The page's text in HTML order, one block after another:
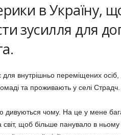
в Україну,
зусилля для
внутрішньо переміщених осіб,
та проживають у селі Страдч.
чому. На це у мене
щоб більше панувало в